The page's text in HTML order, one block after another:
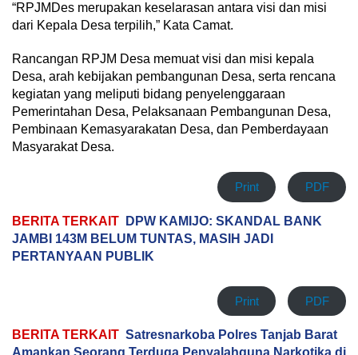
“RPJMDes merupakan keselarasan antara visi dan misi
dari Kepala Desa terpilih,” Kata Camat.
Rancangan RPJM Desa memuat visi dan misi kepala
Desa, arah kebijakan pembangunan Desa, serta rencana
kegiatan yang meliputi bidang penyelenggaraan
Pemerintahan Desa, Pelaksanaan Pembangunan Desa,
Pembinaan Kemasyarakatan Desa, dan Pemberdayaan
Masyarakat Desa.
Print PDF
BERITA TERKAIT
DPW KAMIJO: SKANDAL BANK
JAMBI 143M BELUM TUNTAS, MASIH JADI
PERTANYAAN PUBLIK
Print PDF
BERITA TERKAIT Satresnarkoba Polres Tanjab Barat